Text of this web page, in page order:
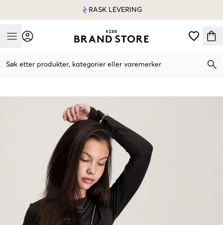
RASK LEVERING
Mobile Menu
Søk etter produkter, kategorier eller varemerker